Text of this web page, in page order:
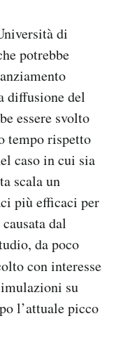
di
potrebbe
diffusione del
essere svolto
tempo rispetto
caso in cui sia
scala un
più efficaci per
dal
da poco
con interesse
su
l’attuale picco